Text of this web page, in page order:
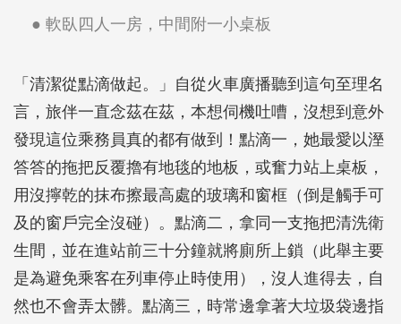
● 軟臥四人一房，中間附一小桌板
「清潔從點滴做起。」自從火車廣播聽到這句至理名
言，旅伴一直念茲在茲，本想伺機吐嘈，沒想到意外
發現這位乘務員真的都有做到！點滴一，她最愛以溼
答答的拖把反覆擼有地毯的地板，或奮力站上桌板，
用沒擰乾的抹布擦最高處的玻璃和窗框（倒是觸手可
及的窗戶完全沒碰）。點滴二，拿同一支拖把清洗衛
生間，並在進站前三十分鐘就將廁所上鎖（此舉主要
是為避免乘客在列車停止時使用），沒人進得去，自
然也不會弄太髒。點滴三，時常邊拿著大垃圾袋邊指